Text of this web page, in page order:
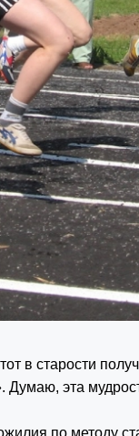
в старости
Думаю, эта